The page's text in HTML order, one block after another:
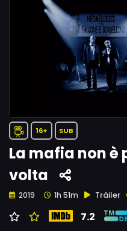
16+ SUB
La mafia non è
volta
2019 1h 51m Tràiler
7.2